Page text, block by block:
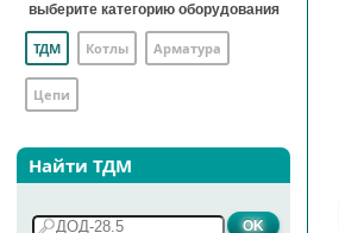
выберите категорию оборудования
ТДМ Котлы Арматура
Цепи
Найти ТДМ